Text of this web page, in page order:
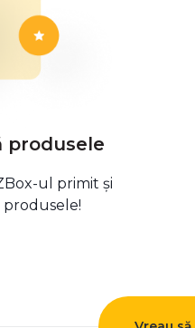
produsele
ul primit și
produsele!